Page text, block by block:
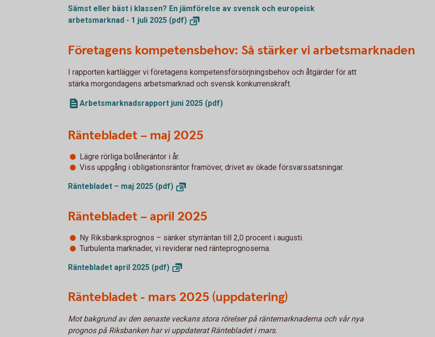
Sämst eller bäst i klassen? En jämförelse av svensk och europeisk
arbetsmarknad - 1 juli 2025 (pdf)
Företagens kompetensbehov: Så stärker vi arbetsmarknaden
I rapporten kartlägger vi företagens kompetensförsörjningsbehov och åtgärder för att
stärka morgondagens arbetsmarknad och svensk konkurrenskraft.
Arbetsmarknadsrapport juni 2025 (pdf)
Räntebladet – maj 2025
Lägre rörliga bolåneräntor i år.
Viss uppgång i obligationsräntor framöver, drivet av ökade försvarssatsningar.
Räntebladet – maj 2025 (pdf)
Räntebladet – april 2025
Ny Riksbanksprognos – sänker styrräntan till 2,0 procent i augusti.
Turbulenta marknader, vi reviderar ned ränteprognoserna.
Räntebladet april 2025 (pdf)
Räntebladet - mars 2025 (uppdatering)
Mot bakgrund av den senaste veckans stora rörelser på räntemarknaderna och vår nya
prognos på Riksbanken har vi uppdaterat Räntebladet i mars.